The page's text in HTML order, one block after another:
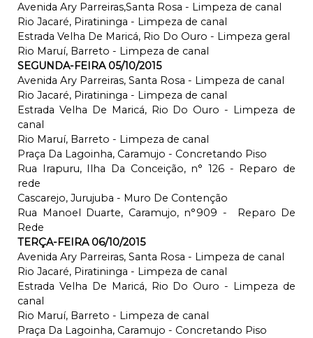
Avenida Ary Parreiras,Santa Rosa - Limpeza de canal
Rio Jacaré, Piratininga - Limpeza de canal
Estrada Velha De Maricá, Rio Do Ouro - Limpeza geral
Rio Maruí, Barreto - Limpeza de canal
SEGUNDA-FEIRA 05/10/2015
Avenida Ary Parreiras, Santa Rosa - Limpeza de canal
Rio Jacaré, Piratininga - Limpeza de canal
Estrada Velha De Maricá, Rio Do Ouro - Limpeza de
canal
Rio Maruí, Barreto - Limpeza de canal
Praça Da Lagoinha, Caramujo - Concretando Piso
Rua Irapuru, Ilha Da Conceição, n° 126 - Reparo de
rede
Cascarejo, Jurujuba - Muro De Contenção
Rua Manoel Duarte, Caramujo, n°909 - Reparo De
Rede
TERÇA-FEIRA 06/10/2015
Avenida Ary Parreiras, Santa Rosa - Limpeza de canal
Rio Jacaré, Piratininga - Limpeza de canal
Estrada Velha De Maricá, Rio Do Ouro - Limpeza de
canal
Rio Maruí, Barreto - Limpeza de canal
Praça Da Lagoinha, Caramujo - Concretando Piso